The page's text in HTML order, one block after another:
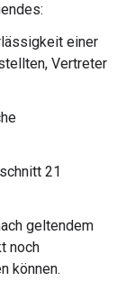
einer
Vertreter
21
geltendem
noch
können.